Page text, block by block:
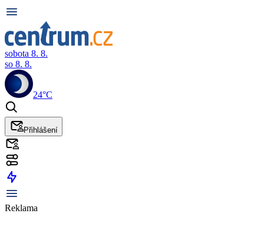
sobota 8. 8.
so 8. 8.
24°C
Přihlášení
Reklama